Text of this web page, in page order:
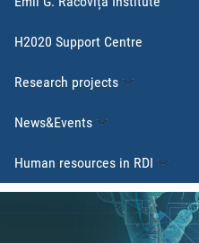
H2020 Support Centre
Research projects
News&Events
Human resources in RDI